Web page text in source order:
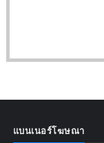
แบนเนอร์โฆษณา